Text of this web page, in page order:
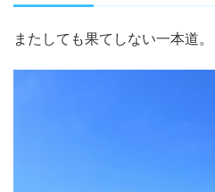
またしても果てしない一本道。